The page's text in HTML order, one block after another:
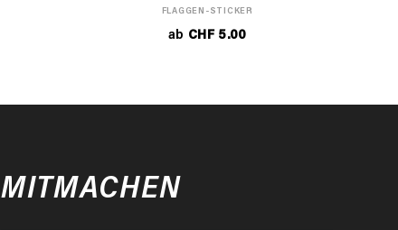
FLAGGEN-STICKER
ab CHF5.00
MITMACHEN